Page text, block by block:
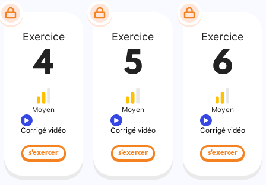
Exercice
4
Moyen
Corrigé vidéo
s'exercer
Exercice
5
Moyen
Corrigé vidéo
s'exercer
Exercice
6
Moyen
Corrigé vidéo
s'exercer